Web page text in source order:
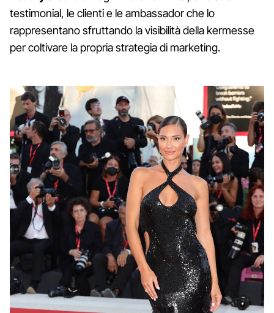
testimonial, le clienti e le ambassador che lo
rappresentano sfruttando la visibilità della kermesse
per coltivare la propria strategia di marketing.